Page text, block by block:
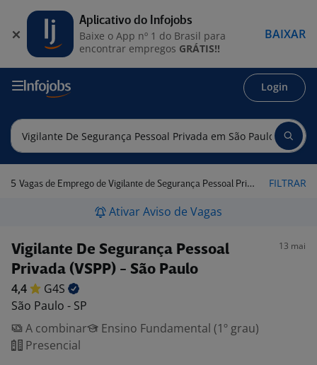
Login
5 Vagas de Emprego de Vigilante de Segurança Pessoal Privada em São Paulo - SP FILTRAR
Ativar Aviso de Vagas
Vigilante De Segurança Pessoal
Privada (VSPP) - São Paulo
13 mai
4,4
G4S
São Paulo - SP
A combinar
Ensino Fundamental (1º grau)
Presencial
Aplicativo do Infojobs
Baixe o App nº 1 do Brasil para
encontrar empregos GRÁTIS!!
BAIXAR